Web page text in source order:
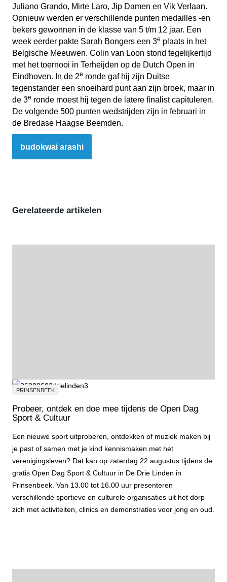
Juliano Grando, Mirte Laro, Jip Damen en Vik Verlaan.
Opnieuw werden er verschillende punten medailles -en
bekers gewonnen in de klasse van 5 t/m 12 jaar. Een
week eerder pakte Sarah Bongers een 3e plaats in het
Belgische Meeuwen. Colin van Loon stond tegelijkertijd
met het toernooi in Terheijden op de Dutch Open in
Eindhoven. In de 2e ronde gaf hij zijn Duitse
tegenstander een snoeihard punt aan zijn broek, maar in
de 3e ronde moest hij tegen de latere finalist capituleren.
De volgende 500 punten wedstrijden zijn in februari in
de Bredase Haagse Beemden.
budokwai arashi
Gerelateerde artikelen
PRINSENBEEK
Probeer, ontdek en doe mee tijdens de Open Dag
Sport & Cultuur
Een nieuwe sport uitproberen, ontdekken of muziek maken bij
je past of samen met je kind kennismaken met het
verenigingsleven? Dat kan op zaterdag 22 augustus tijdens de
gratis Open Dag Sport & Cultuur in De Drie Linden in
Prinsenbeek. Van 13.00 tot 16.00 uur presenteren
verschillende sportieve en culturele organisaties uit het dorp
zich met activiteiten, clinics en demonstraties voor jong en oud.